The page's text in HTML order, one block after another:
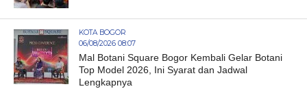
KOTA BOGOR
06/08/2026 08:07
Mal Botani Square Bogor Kembali Gelar Botani
Top Model 2026, Ini Syarat dan Jadwal
Lengkapnya